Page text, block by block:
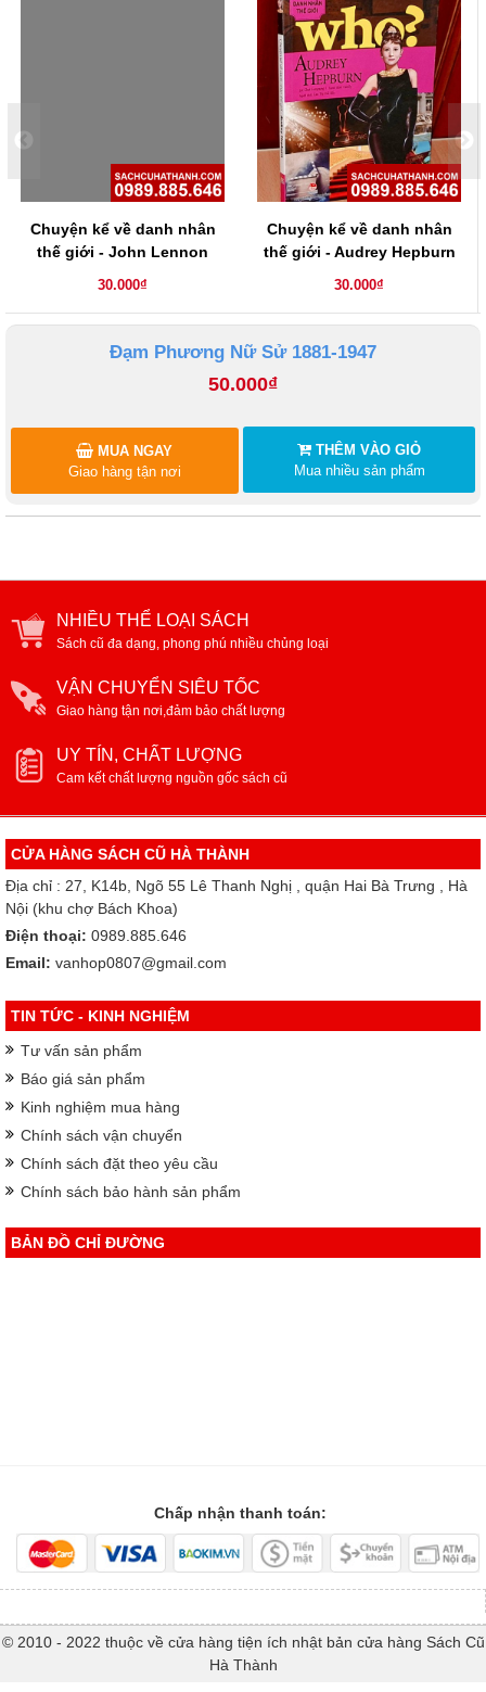
Chuyện kể về danh nhân
thế giới - John Lennon
30.000₫
Chuyện kể về danh nhân
thế giới - Audrey Hepburn
30.000₫
Đạm Phương Nữ Sử 1881-1947
50.000₫
THÊM VÀO GIỎ
Mua nhiều sản phẩm
MUA NGAY
Giao hàng tận nơi
NHIỀU THỂ LOẠI SÁCH
Sách cũ đa dạng, phong phú nhiều chủng loại
VẬN CHUYỂN SIÊU TỐC
Giao hàng tận nơi,đảm bảo chất lượng
UY TÍN, CHẤT LƯỢNG
Cam kết chất lượng nguồn gốc sách cũ
CỬA HÀNG SÁCH CŨ HÀ THÀNH
Địa chỉ : 27, K14b, Ngõ 55 Lê Thanh Nghị , quận Hai Bà Trưng , Hà
Nội (khu chợ Bách Khoa)
Điện thoại: 0989.885.646
Email: vanhop0807@gmail.com
TIN TỨC - KINH NGHIỆM
Tư vấn sản phẩm
Báo giá sản phẩm
Kinh nghiệm mua hàng
Chính sách vận chuyển
Chính sách đặt theo yêu cầu
Chính sách bảo hành sản phẩm
BẢN ĐỒ CHỈ ĐƯỜNG
Chấp nhận thanh toán:
© 2010 - 2022 thuộc về cửa hàng tiện ích nhật bản cửa hàng Sách Cũ
Hà Thành